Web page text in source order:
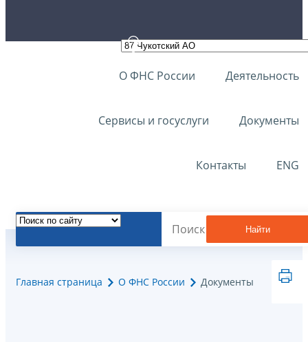
О ФНС России Деятельность
Сервисы и госуслуги Документы
Контакты ENG
Найти
Главная страница О ФНС России Документы